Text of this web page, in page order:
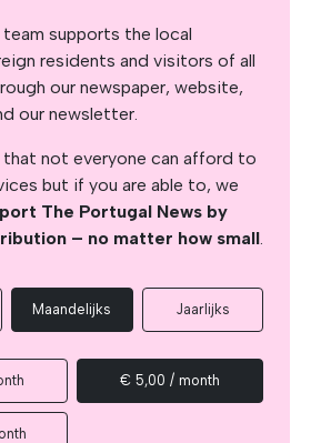
supports the local
residents and visitors of all
our newspaper, website,
our newsletter.
not everyone can afford to
but if you are able to, we
The Portugal News by
– no matter how small.
Maandelijks Jaarlijks
€ 5,00 / month